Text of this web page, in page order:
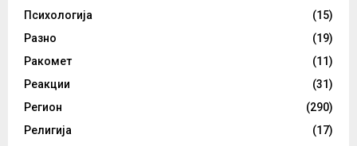
Психологија
(15)
Разно
(19)
Ракомет
(11)
Реакции
(31)
Регион
(290)
Религија
(17)